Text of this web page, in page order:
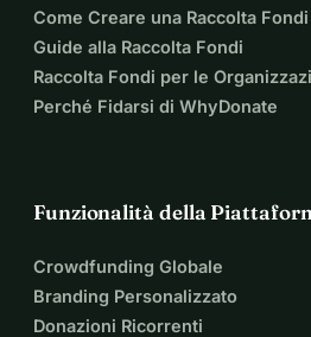
Come Creare una Raccolta
Guide alla Raccolta Fondi
Raccolta Fondi per le
Perché Fidarsi di WhyDonate
Funzionalità della
Crowdfunding Globale
Branding Personalizzato
Donazioni Ricorrenti